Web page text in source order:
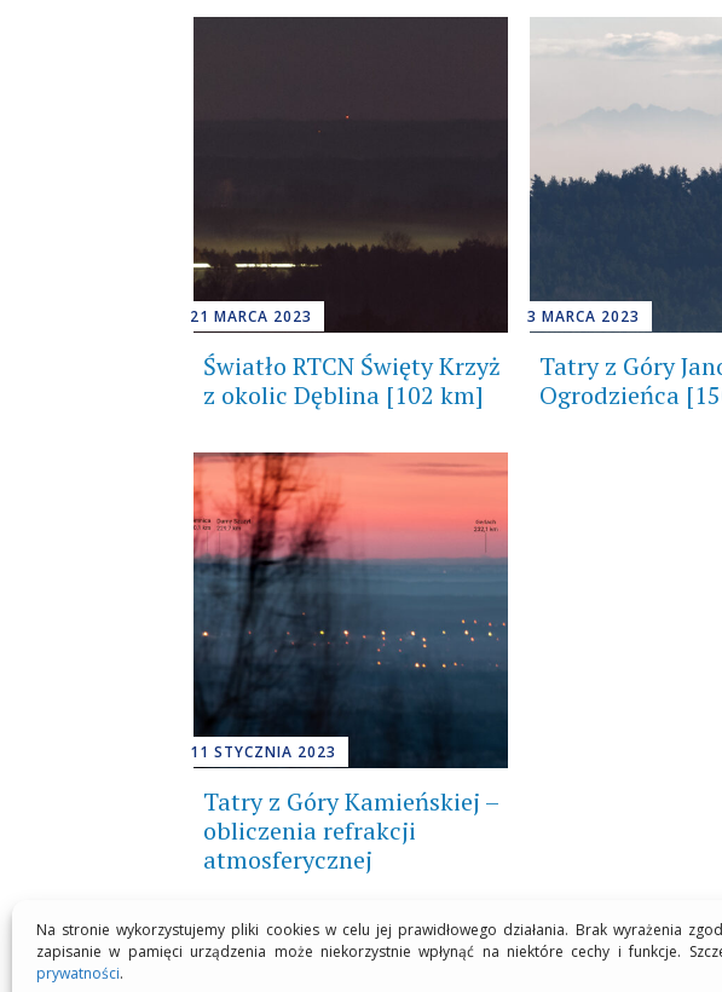
Na stronie wykorzystujemy pliki cookies w celu jej prawidłowego działania. Brak wyrażenia
zapisanie w pamięci urządzenia może niekorzystnie wpłynąć na niektóre cechy i funkcje.
prywatności.
21 MARCA 2023
Światło RTCN Święty Krzyż
z okolic Dęblina [102 km]
3 MARCA 2023
Tatry z Góry
Ogrodzieńca
11 STYCZNIA 2023
Tatry z Góry Kamieńskiej –
obliczenia refrakcji
atmosferycznej